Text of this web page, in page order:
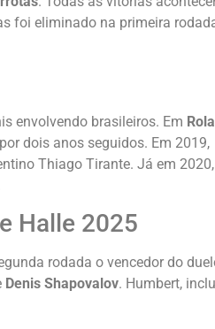
foi eliminado na primeira
envolvendo brasileiros. Em
dois anos seguidos. Em 2019,
Thiago Tirante. Já em
Halle 2025
rodada o vencedor do
Denis Shapovalov. Humbert,